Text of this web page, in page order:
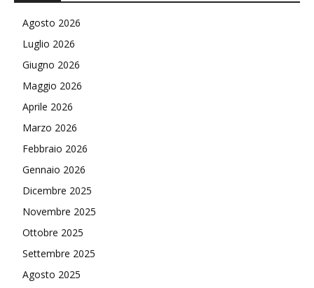
Agosto 2026
Luglio 2026
Giugno 2026
Maggio 2026
Aprile 2026
Marzo 2026
Febbraio 2026
Gennaio 2026
Dicembre 2025
Novembre 2025
Ottobre 2025
Settembre 2025
Agosto 2025